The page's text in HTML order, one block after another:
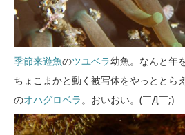
季節来遊魚のツユベラ幼魚。なんと年
ちょこまかと動く被写体をやっととら
のオハグロベラ。おいおい。(￣Д￣;)